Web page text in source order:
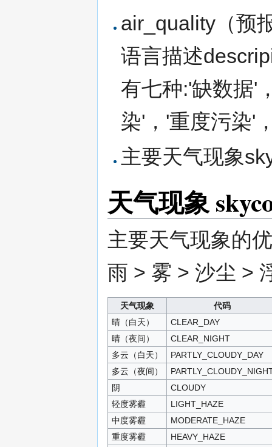
air_quality（预
语言描述
有七种:'缺数据'
染'，'重度污染'
主要天气现象
天气现象
主要天气现象的
雨 > 雾 > 沙尘 >
天气现象
代码
晴（白天）
CLEAR_DAY
晴（夜间）
CLEAR_NIGHT
多云（白天）
PARTLY_CLOUDY_DAY
多云（夜间）
阴
CLOUDY
轻度雾霾
LIGHT_HAZE
中度雾霾
MODERATE_HAZE
重度雾霾
HEAVY_HAZE